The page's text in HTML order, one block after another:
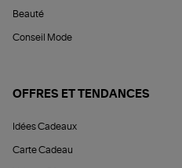
Beauté
Conseil Mode
OFFRES ET TENDANCES
Idées Cadeaux
Carte Cadeau